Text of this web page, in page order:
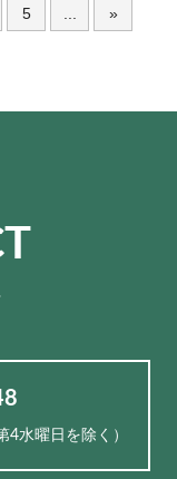
5 ... »
水曜日を除く）